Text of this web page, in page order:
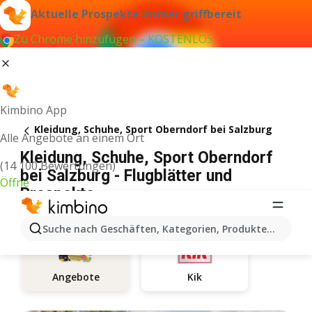
Aktuelle Prospekte immer griffbereit
Zu Chrome hinzufügen – KOSTENLOS
Kimbino App
Alle Angebote an einem Ort
(14 100 Bewertungen)
Öffne
Suche nach Geschäften, Kategorien, Produkten...
Kleidung, Schuhe, Sport Oberndorf bei Salzburg
Kleidung, Schuhe, Sport Oberndorf
bei Salzburg - Flugblätter und
Prospekte
Angebote Kik